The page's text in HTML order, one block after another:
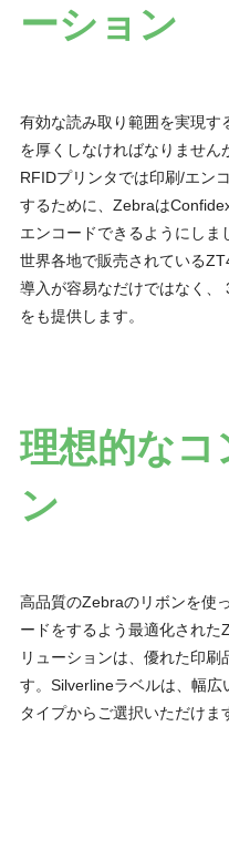
ーション
有効な読み取り範囲を実現す
を厚くしなければなりませ
RFIDプリンタでは印刷/エン
するために、Zebraは
エンコードできるようにしま
世界各地で販売されている
導入が容易なだけではなく、
をも提供します。
理想的なコ
ン
高品質のZebraのリボンを使
ードをするよう最適化され
リューションは、優れた印刷
す。Silverlineラベルは、幅
タイプからご選択いただけま